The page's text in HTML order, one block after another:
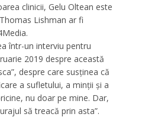
clinicii, Gelu Oltean este
Lishman ar fi
într-un interviu pentru
2019 despre această
despre care susținea că
a sufletului, a minții și a
nu doar pe mine. Dar,
să treacă prin asta”.